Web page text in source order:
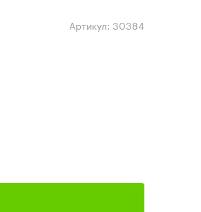
Артикул: 30384